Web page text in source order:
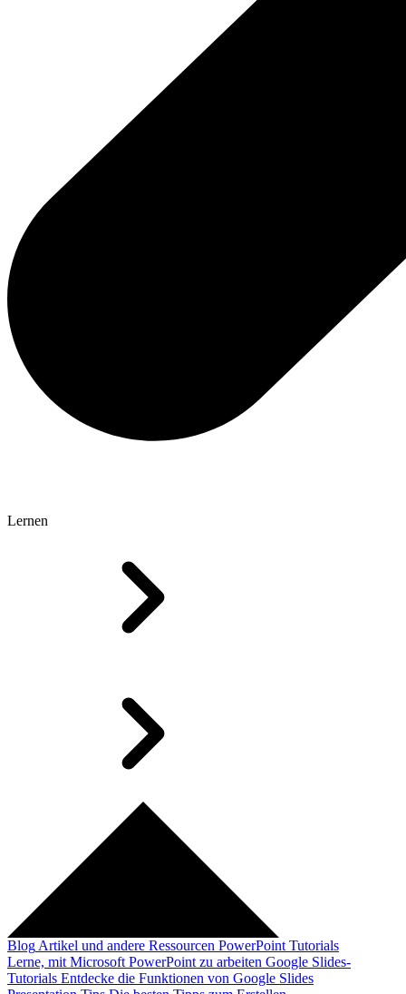
Lernen
Blog Artikel und andere Ressourcen PowerPoint Tutorials
Lerne, mit Microsoft PowerPoint zu arbeiten Google Slides-
Tutorials Entdecke die Funktionen von Google Slides